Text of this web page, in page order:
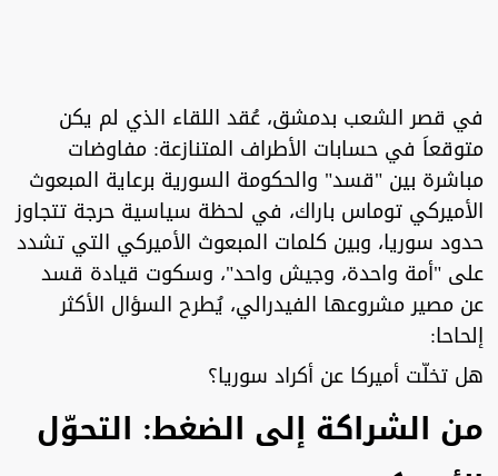
في قصر الشعب بدمشق، عُقد اللقاء الذي لم يكن
متوقعاَ في حسابات الأطراف المتنازعة: مفاوضات
مباشرة بين "قسد" والحكومة السورية برعاية المبعوث
الأميركي توماس باراك، في لحظة سياسية حرجة تتجاوز
حدود سوريا، وبين كلمات المبعوث الأميركي التي تشدد
على "أمة واحدة، وجيش واحد"، وسكوت قيادة قسد
عن مصير مشروعها الفيدرالي، يُطرح السؤال الأكثر
إلحاحا:
هل تخلّت أميركا عن أكراد سوريا؟
من الشراكة إلى الضغط: التحوّل